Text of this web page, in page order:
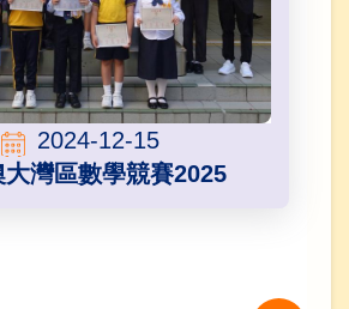
2024-12-15
灣區數學競賽2025